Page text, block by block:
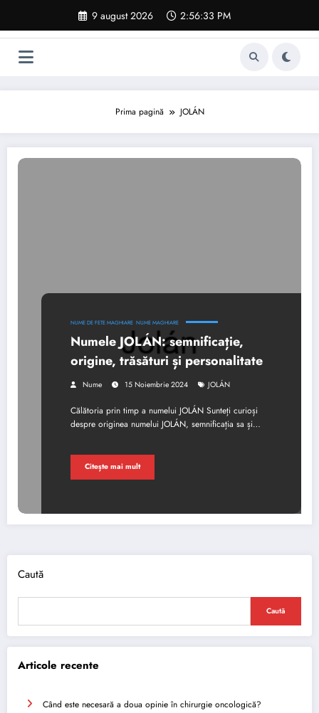
conținut
9 august 2026 2:56:34 PM
Prima pagină JOLÁN
NUME DE FETE MAGHIARE NUME MAGHIARE
Numele JOLÁN: semnificație,
origine, trăsături și personalitate
Nume 15 Noiembrie 2024 JOLÁN
Călătoria prin timp a numelui JOLÁN Sunteți curioși
despre originea numelui JOLÁN, semnificația sa și…
Citește mai mult
Caută
Caută
Articole recente
Când este necesară a doua opinie în chirurgie oncologică?